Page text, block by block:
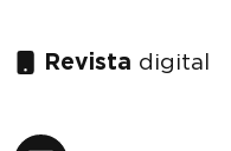
Revista digital